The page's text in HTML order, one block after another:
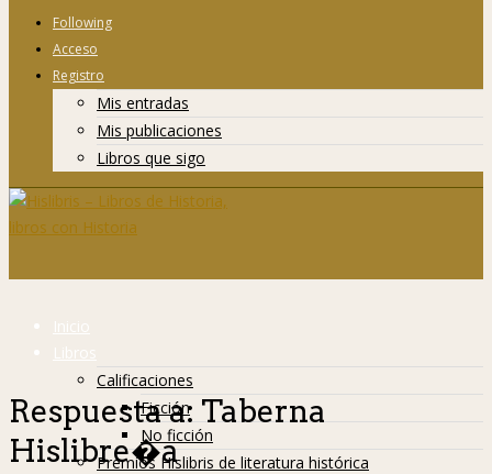
Following
Acceso
Registro
Mis entradas
Mis publicaciones
Libros que sigo
Inicio
Libros
Calificaciones
Ficción
No ficción
Premios Hislibris de literatura histórica
Respuesta a: Taberna
Hislibre�a